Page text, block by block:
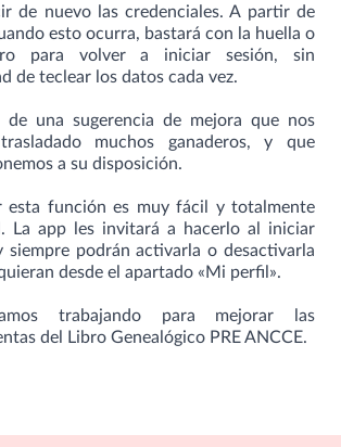
de nuevo las credenciales. A partir de
esto ocurra, bastará con la huella o
para volver a iniciar sesión, sin
de teclear los datos cada vez.
de una sugerencia de mejora que nos
muchos ganaderos, y que
a su disposición.
esta función es muy fácil y totalmente
La app les invitará a hacerlo al iniciar
siempre podrán activarla o desactivarla
desde el apartado «Mi perfil».
trabajando para mejorar las
del Libro Genealógico PRE ANCCE.